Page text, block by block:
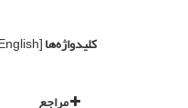
کلیدواژه‌ها[English]
مراجع